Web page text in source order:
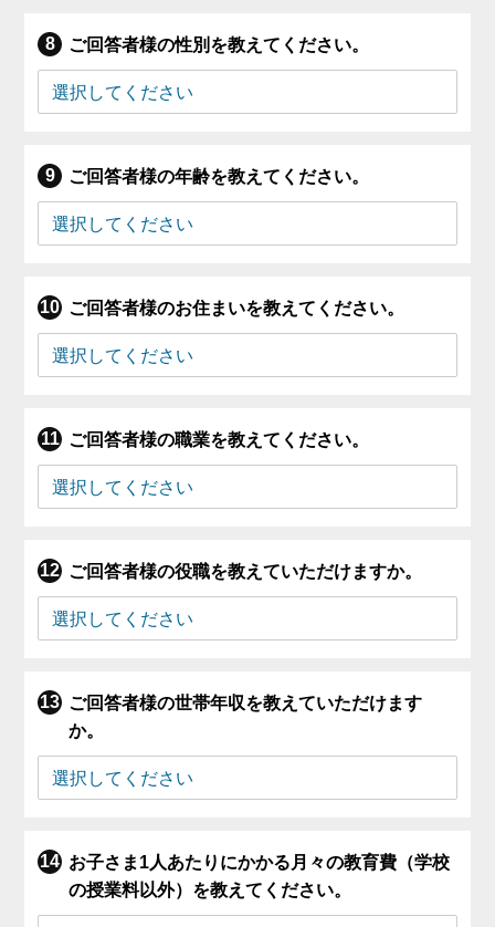
ご回答者様の性別を教えてください。
ご回答者様の年齢を教えてください。
ご回答者様のお住まいを教えてください。
ご回答者様の職業を教えてください。
ご回答者様の役職を教えていただけますか。
ご回答者様の世帯年収を教えていただけます
か。
お子さま1人あたりにかかる月々の教育費（学校
の授業料以外）を教えてください。